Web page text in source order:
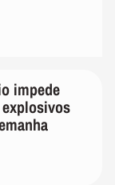
impede